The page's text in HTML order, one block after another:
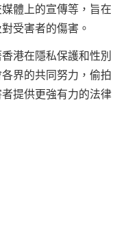
體上的宣傳等，旨在
受害者的傷害。
港在隱私保護和性別
界的共同努力，偷拍
提供更強有力的法律